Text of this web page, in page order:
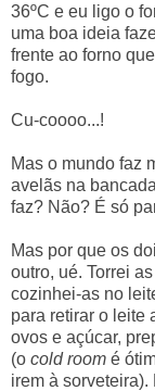
36ºC e eu ligo o
uma boa ideia
frente ao forno
fogo.
Cu-coooo...!
Mas o mundo faz
avelãs na
faz? Não? É só
Mas por que os
outro, ué. Torrei
cozinhei-as no
para retirar o leite
ovos e açúcar,
(o cold room é
irem à